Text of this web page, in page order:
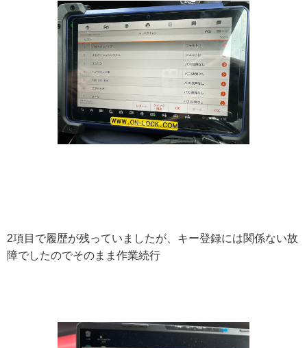
2項目で履歴が残っていましたが、キー登録には関係ない故
障でしたのでそのまま作業続行